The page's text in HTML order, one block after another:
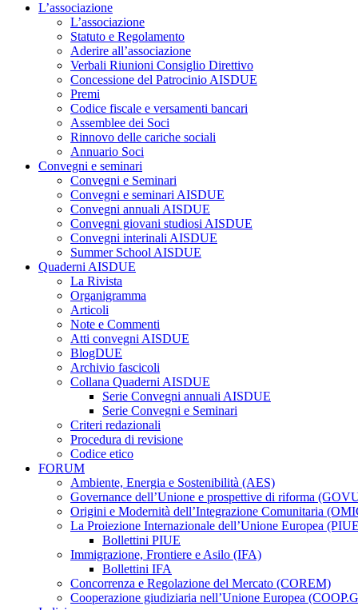
L’associazione
L’associazione
Statuto e Regolamento
Aderire all’associazione
Verbali Riunioni Consiglio Direttivo
Concessione del Patrocinio AISDUE
Premi
Codice fiscale e versamenti bancari
Assemblee dei Soci
Rinnovo delle cariche sociali
Annuario Soci
Convegni e seminari
Convegni e Seminari
Convegni e seminari AISDUE
Convegni annuali AISDUE
Convegni giovani studiosi AISDUE
Convegni interinali AISDUE
Summer School AISDUE
Quaderni AISDUE
La Rivista
Organigramma
Articoli
Note e Commenti
Atti convegni AISDUE
BlogDUE
Archivio fascicoli
Collana Quaderni AISDUE
Serie Convegni annuali AISDUE
Serie Convegni e Seminari
Criteri redazionali
Procedura di revisione
Codice etico
FORUM
Ambiente, Energia e Sostenibilità (AES)
Governance dell’Unione e prospettive di riforma
Origini e Modernità dell’Integrazione Comunitaria
La Proiezione Internazionale dell’Unione Europea
Bollettini PIUE
Immigrazione, Frontiere e Asilo (IFA)
Bollettini IFA
Concorrenza e Regolazione del Mercato (COREM)
Cooperazione giudiziaria nell’Unione Europea